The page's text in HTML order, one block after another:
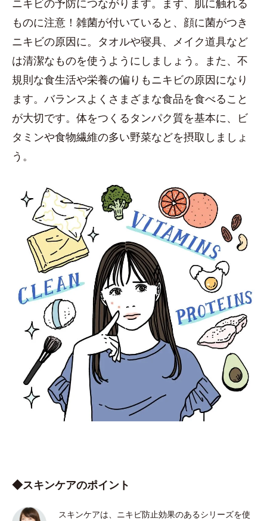
ニキビの予防につながります。まず、肌に触れる
ものに注意！雑菌が付いていると、顔に菌がつき
ニキビの原因に。タオルや寝具、メイク道具など
は清潔なものを使うようにしましょう。また、不
規則な食生活や栄養の偏りもニキビの原因になり
ます。バランスよくさまざまな食品を食べること
が大切です。体をつくるタンパク質を基本に、ビ
タミンや食物繊維の多い野菜などを摂取しましょ
う。
◆スキンケアのポイント
スキンケアは、ニキビ防止効果のあるシリーズを使